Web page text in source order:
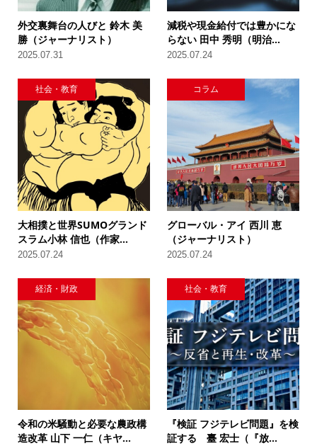
外交裏舞台の人びと 鈴木 美
勝（ジャーナリスト）
2025.07.31
減税や現金給付では豊かにな
らない 田中 秀明（明治...
2025.07.24
社会・教育
大相撲と世界SUMOグランド
スラム小林 信也（作家...
2025.07.24
コラム
グローバル・アイ 西川 恵
（ジャーナリスト）
2025.07.24
経済・財政
令和の米騒動と必要な農政構
造改革 山下 一仁（キヤ...
社会・教育
『検証 フジテレビ問題』を検
証する 臺 宏士（『放...